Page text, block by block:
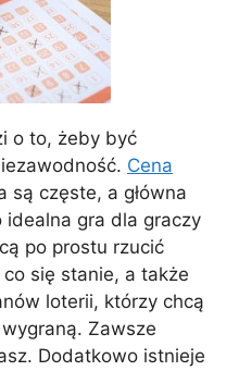
o to, żeby być
Cena
są częste, a główna
idealna gra dla graczy
po prostu rzucić
się stanie, a także
loterii, którzy chcą
Zawsze
Dodatkowo istnieje